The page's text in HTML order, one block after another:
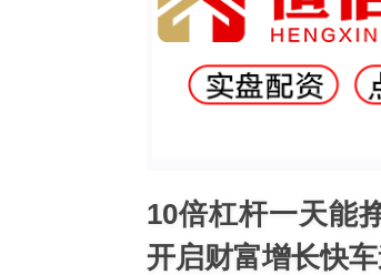
10倍杠杆一天能
开启财富增长快